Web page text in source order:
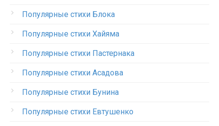
Популярные стихи Блока
Популярные стихи Хайяма
Популярные стихи Пастернака
Популярные стихи Асадова
Популярные стихи Бунина
Популярные стихи Евтушенко